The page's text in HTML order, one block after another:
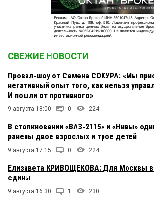
СВЕЖИЕ НОВОСТИ
Провал-шоу от Семена СОКУРА: «Мы
негативный опыт того, как нельзя
И пошли от противного»
9 августа 18:00 0 224
В столкновении «ВАЗ-2115» и «Нивы»
ранены двое взрослых и трое детей
9 августа 17:15 0 224
Елизавета КРИВОЩЕКОВА: Для Москвы
едины
9 августа 16:30 1 230